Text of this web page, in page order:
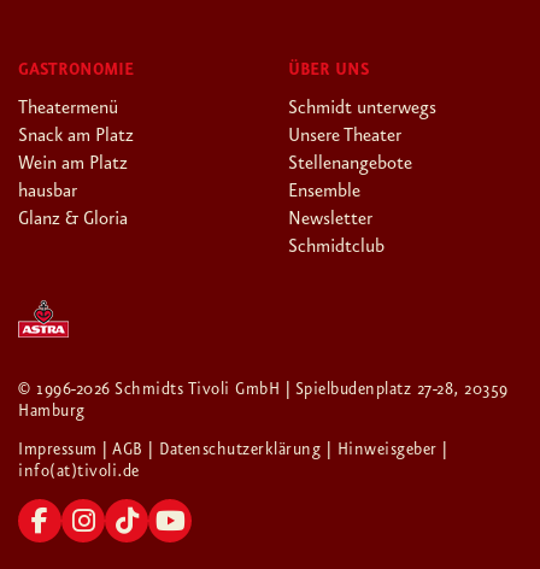
GASTRONOMIE
Theatermenü
Snack am Platz
Wein am Platz
hausbar
Glanz & Gloria
ÜBER UNS
Schmidt unterwegs
Unsere Theater
Stellenangebote
Ensemble
Newsletter
Schmidtclub
© 1996-2026 Schmidts Tivoli GmbH | Spielbudenplatz 27-28, 20359
Hamburg
Impressum
| AGB | Datenschutzerklärung | Hinweisgeber
info(at)tivoli.de